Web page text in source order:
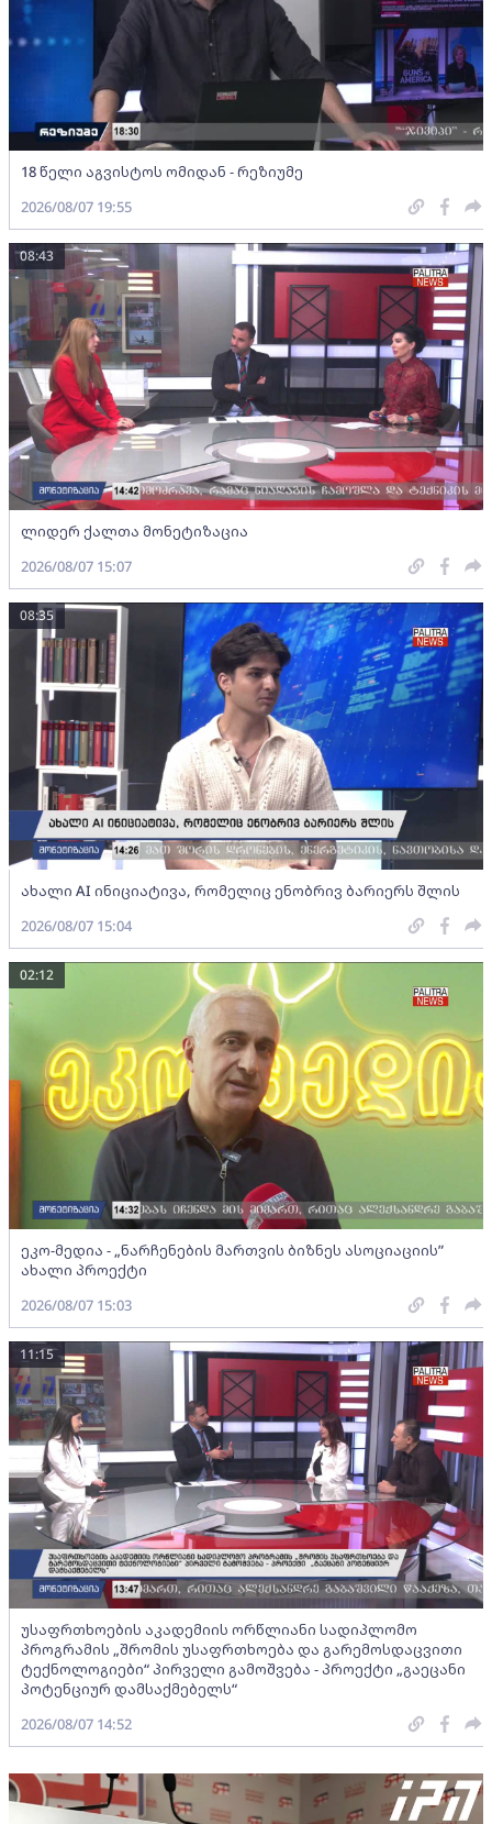
18 წელი აგვისტოს ომიდან - რეზიუმე
2026/08/07 19:55
ლიდერ ქალთა მონეტიზაცია
08:43
2026/08/07 15:07
ახალი AI ინიციატივა, რომელიც ენობრივ ბარიერს შლის
08:35
2026/08/07 15:04
ეკო-მედია - „ნარჩენების მართვის ბიზნეს ასოციაციის”
ახალი პროექტი
02:12
2026/08/07 15:03
უსაფრთხოების აკადემიის ორწლიანი სადიპლომო
პროგრამის „შრომის უსაფრთხოება და გარემოსდაცვითი
ტექნოლოგიები“ პირველი გამოშვება - პროექტი „გაეცანი
პოტენციურ დამსაქმებელს“
11:15
2026/08/07 14:52